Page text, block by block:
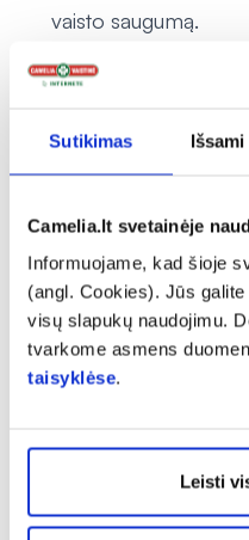
Sutikimas
Camelia.lt svetainėje
Informuojame, kad šioje
(angl. Cookies). Jūs
visų slapukų naudojimu.
tvarkome asmens
taisyklėse.
Leisti
vaisto saugumą.
Šiam vaistui
nepasiekiamoje
iki“ nurodytam
vaisto vartoti
paskutinės nurodyto
Vaistų negalima
buitinėmis
vaistus, klauskite
Pakuotės turinys ir
BEOTEBAL sudėtis
Veiklioji